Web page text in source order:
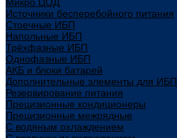
Источники бесперебойного питания
Стоечные ИБП
Напольные ИБП
Трёхфазные ИБП
Однофазные ИБП
АКБ и блоки батарей
Дополнительные элементы для ИБП
Резервирование питания
Прецизионные кондиционеры
Прецизионные межрядные
С водяным охлаждением